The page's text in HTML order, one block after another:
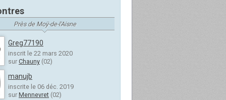
Près de Moÿ-de-l'Aisne
Greg77190
inscrit le 22 mars 2020
sur Chauny (02)
manujb
inscrite le 06 déc. 2019
sur Mennevret (02)